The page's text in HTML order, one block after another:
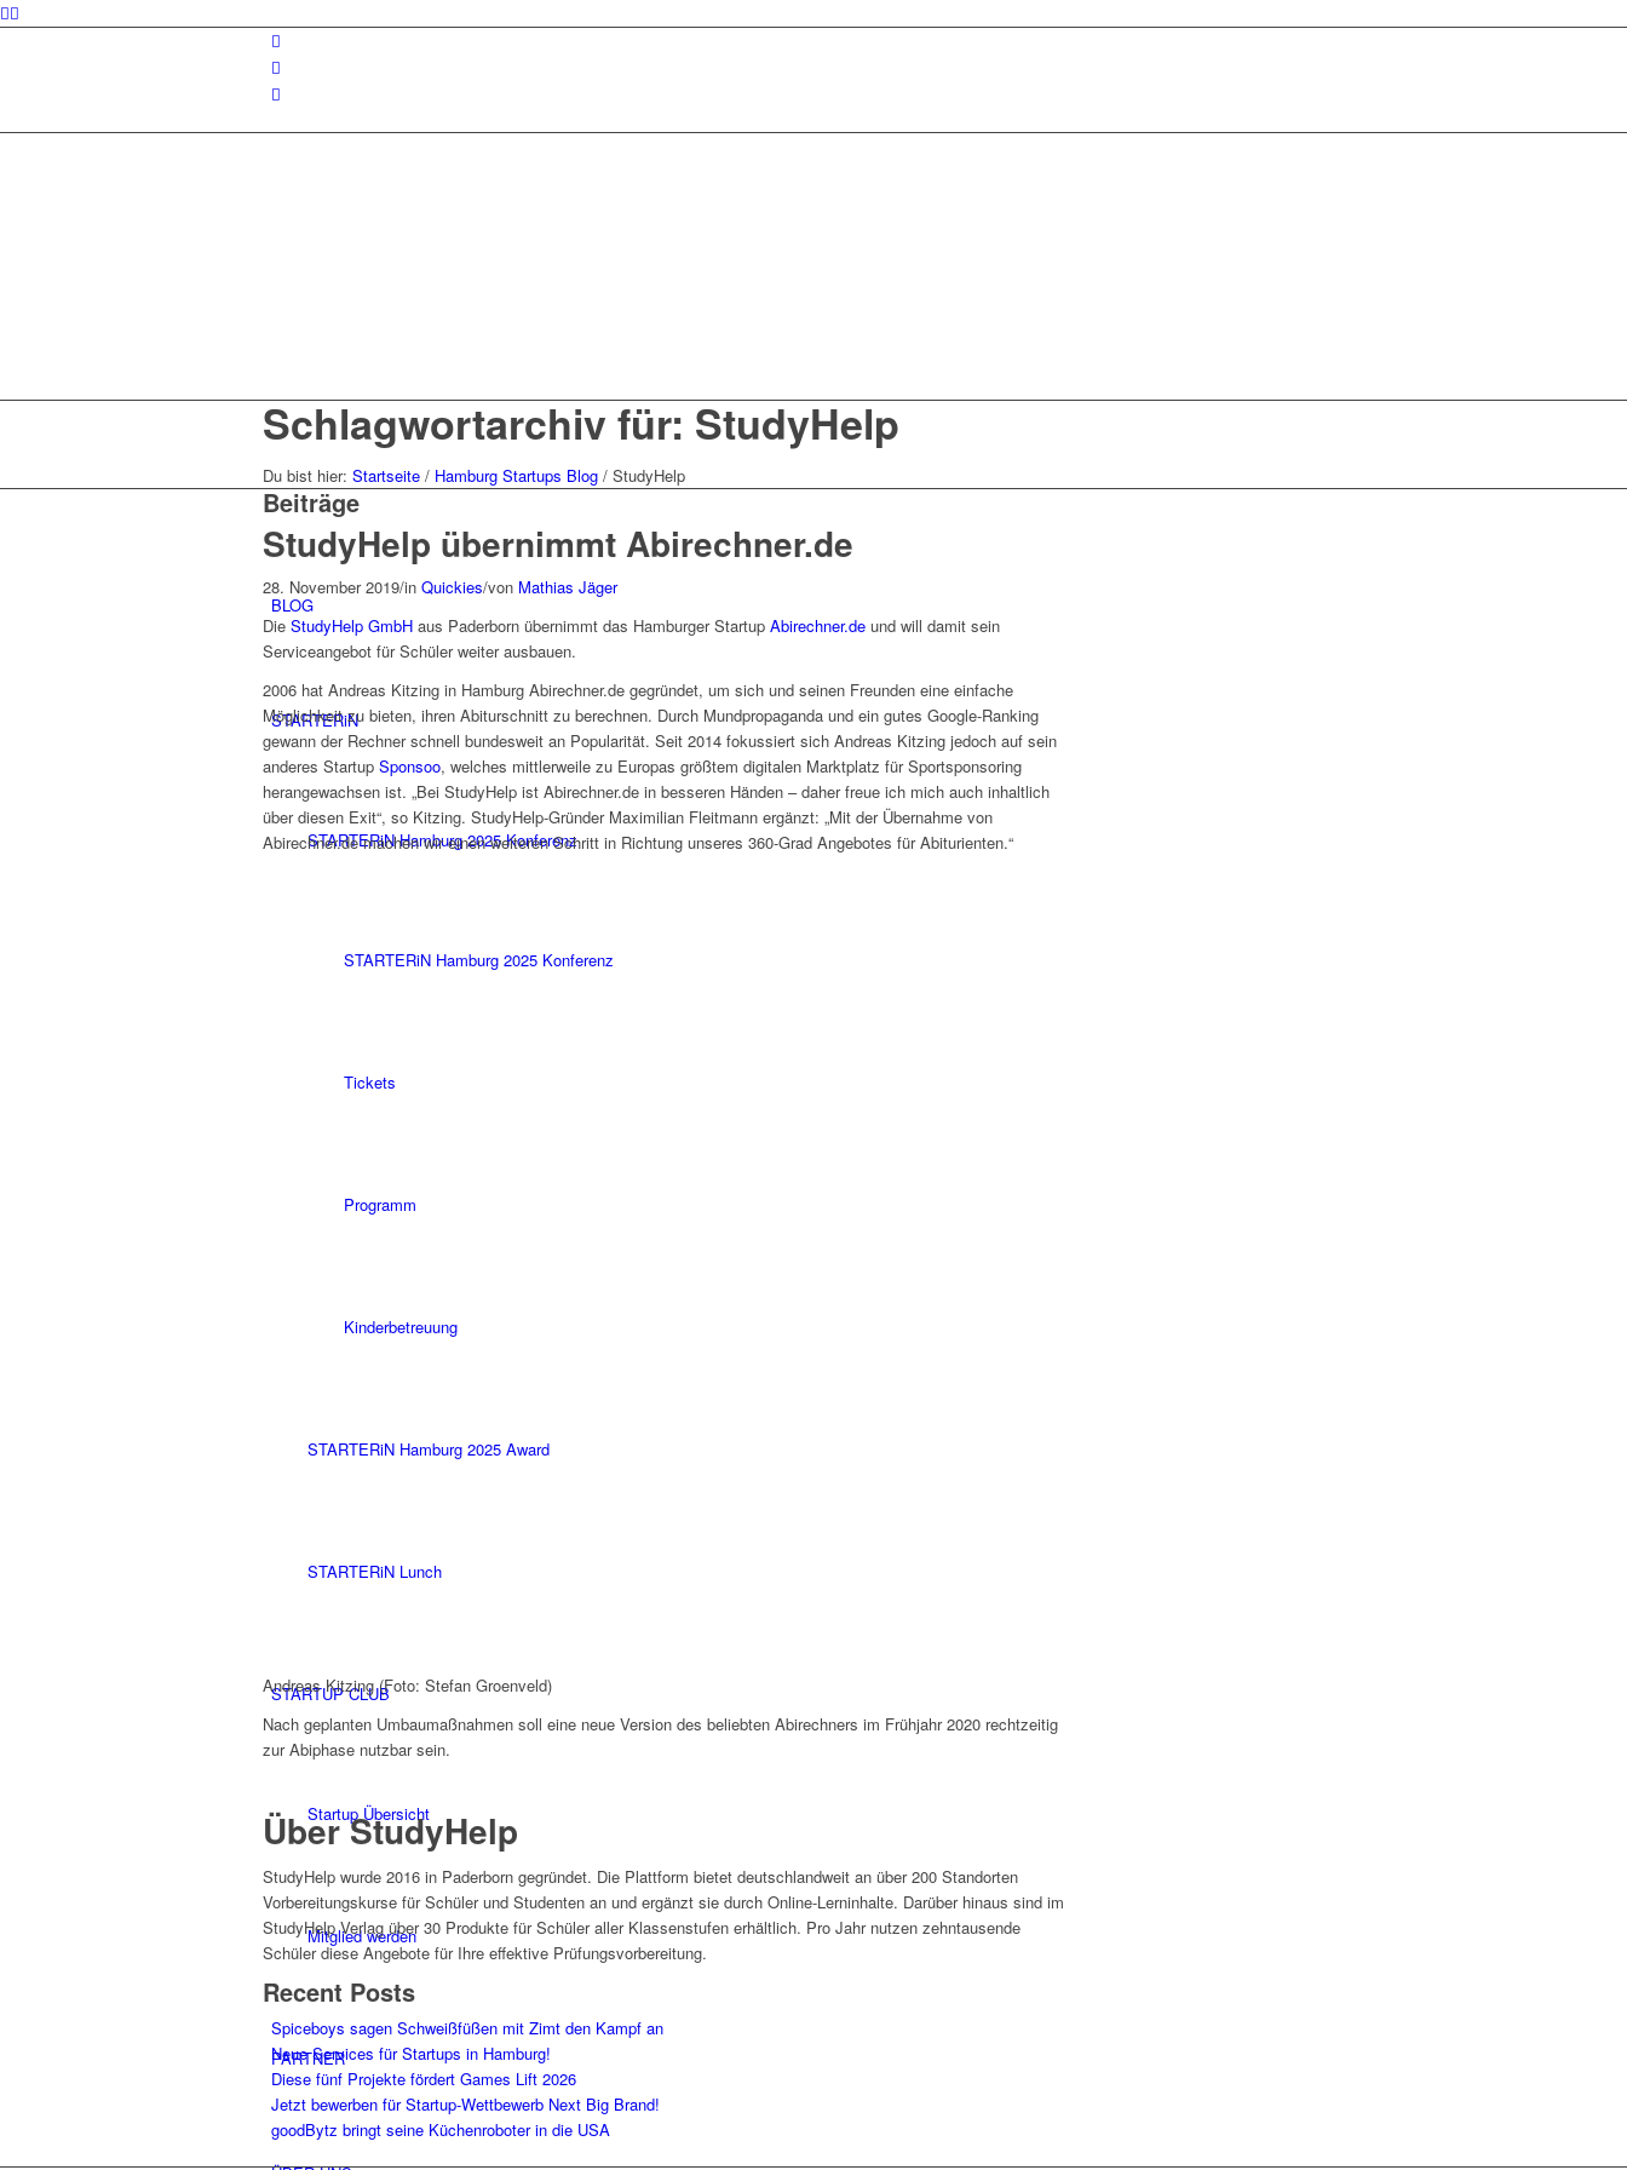
BLOG
STARTERiN
STARTERiN Hamburg 2025 Konferenz
STARTERiN Hamburg 2025 Konferenz
Tickets
Programm
Kinderbetreuung
STARTERiN Hamburg 2025 Award
STARTERiN Lunch
STARTUP CLUB
Startup Übersicht
Mitglied werden
PARTNER
Schlagwortarchiv für: StudyHelp
Du bist hier: Startseite / Hamburg Startups Blog / StudyHelp
Beiträge
StudyHelp übernimmt Abirechner.de
28. November 2019/in Quickies/von Mathias Jäger
Die StudyHelp GmbH aus Paderborn übernimmt das Hamburger Startup Abirechner.de und will damit sein
Serviceangebot für Schüler weiter ausbauen.
2006 hat Andreas Kitzing in Hamburg Abirechner.de gegründet, um sich und seinen Freunden eine einfache
Möglichkeit zu bieten, ihren Abiturschnitt zu berechnen. Durch Mundpropaganda und ein gutes Google-Ranking
gewann der Rechner schnell bundesweit an Popularität. Seit 2014 fokussiert sich Andreas Kitzing jedoch auf sein
anderes Startup Sponsoo, welches mittlerweile zu Europas größtem digitalen Marktplatz für Sportsponsoring
herangewachsen ist. „Bei StudyHelp ist Abirechner.de in besseren Händen – daher freue ich mich auch inhaltlich
über diesen Exit“, so Kitzing. StudyHelp-Gründer Maximilian Fleitmann ergänzt: „Mit der Übernahme von
Abirechner.de machen wir einen weiteren Schritt in Richtung unseres 360-Grad Angebotes für Abiturienten.“
Andreas Kitzing (Foto: Stefan Groenveld)
Nach geplanten Umbaumaßnahmen soll eine neue Version des beliebten Abirechners im Frühjahr 2020 rechtzeitig
zur Abiphase nutzbar sein.
Über StudyHelp
StudyHelp wurde 2016 in Paderborn gegründet. Die Plattform bietet deutschlandweit an über 200 Standorten
Vorbereitungskurse für Schüler und Studenten an und ergänzt sie durch Online-Lerninhalte. Darüber hinaus sind im
StudyHelp Verlag über 30 Produkte für Schüler aller Klassenstufen erhältlich. Pro Jahr nutzen zehntausende
Schüler diese Angebote für Ihre effektive Prüfungsvorbereitung.
Recent Posts
Spiceboys sagen Schweißfüßen mit Zimt den Kampf an
Neue Services für Startups in Hamburg!
Diese fünf Projekte fördert Games Lift 2026
Jetzt bewerben für Startup-Wettbewerb Next Big Brand!
goodBytz bringt seine Küchenroboter in die USA